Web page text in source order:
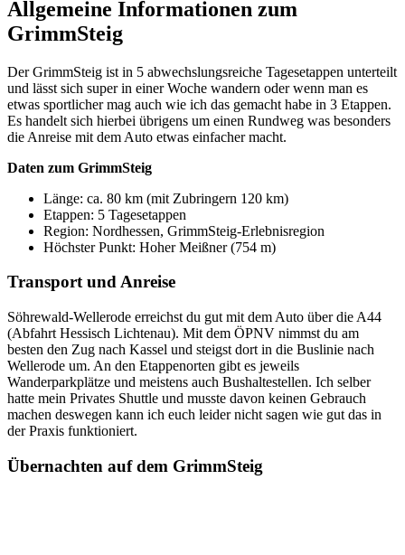
Allgemeine Informationen zum
GrimmSteig
Der GrimmSteig ist in 5 abwechslungsreiche Tagesetappen unterteilt
und lässt sich super in einer Woche wandern oder wenn man es
etwas sportlicher mag auch wie ich das gemacht habe in 3 Etappen.
Es handelt sich hierbei übrigens um einen Rundweg was besonders
die Anreise mit dem Auto etwas einfacher macht.
Daten zum GrimmSteig
Länge: ca. 80 km (mit Zubringern 120 km)
Etappen: 5 Tagesetappen
Region: Nordhessen, GrimmSteig-Erlebnisregion
Höchster Punkt: Hoher Meißner (754 m)
Transport und Anreise
Söhrewald-Wellerode erreichst du gut mit dem Auto über die A44
(Abfahrt Hessisch Lichtenau). Mit dem ÖPNV nimmst du am
besten den Zug nach Kassel und steigst dort in die Buslinie nach
Wellerode um. An den Etappenorten gibt es jeweils
Wanderparkplätze und meistens auch Bushaltestellen. Ich selber
hatte mein Privates Shuttle und musste davon keinen Gebrauch
machen deswegen kann ich euch leider nicht sagen wie gut das in
der Praxis funktioniert.
Übernachten auf dem GrimmSteig